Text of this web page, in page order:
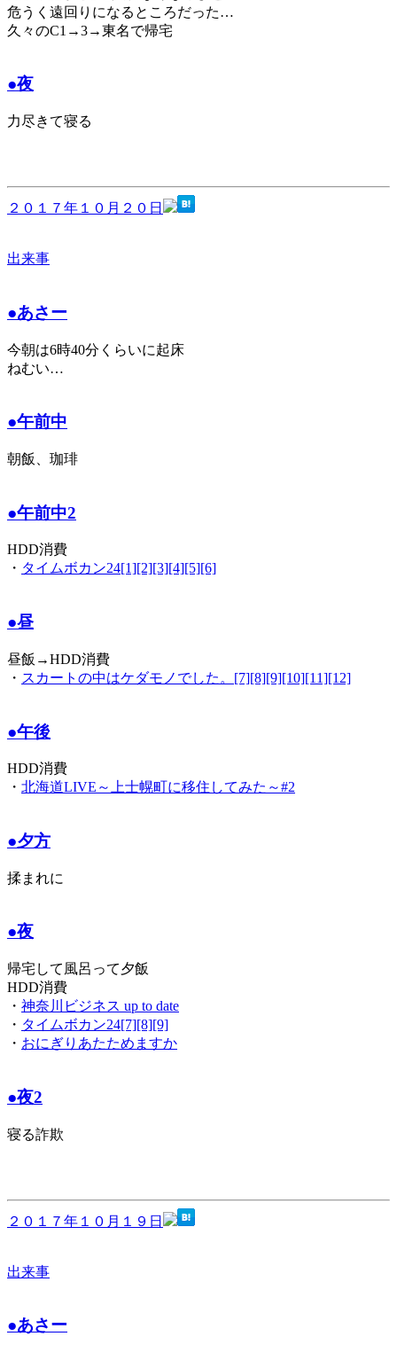
危うく遠回りになるところだった…
久々のC1→3→東名で帰宅
●夜
力尽きて寝る
２０１７年１０月２０日
出来事
●あさー
今朝は6時40分くらいに起床
ねむい…
●午前中
朝飯、珈琲
●午前中2
HDD消費
・ タイムボカン24[1][2][3][4][5][6]
●昼
昼飯→HDD消費
・ スカートの中はケダモノでした。[7][8][9][10][11][12]
●午後
HDD消費
・ 北海道LIVE～上士幌町に移住してみた～#2
●夕方
揉まれに
●夜
帰宅して風呂って夕飯
HDD消費
・ 神奈川ビジネス up to date
・ タイムボカン24[7][8][9]
・ おにぎりあたためますか
●夜2
寝る詐欺
２０１７年１０月１９日
出来事
●あさー